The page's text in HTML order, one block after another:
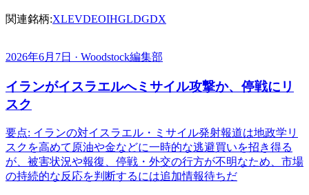
関連銘柄:XLEVDEOIHGLDGDX
2026年6月7日 · Woodstock編集部
イランがイスラエルへミサイル攻撃か、停戦にリ
スク
要点: イランの対イスラエル・ミサイル発射報道は地政学リ
スクを高めて原油や金などに一時的な逃避買いを招き得る
が、被害状況や報復、停戦・外交の行方が不明なため、市場
の持続的な反応を判断するには追加情報待ちだ